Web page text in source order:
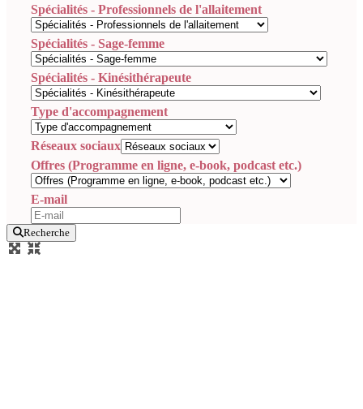
Spécialités - Professionnels de l'allaitement
Spécialités - Sage-femme
Spécialités - Kinésithérapeute
Type d'accompagnement
Réseaux sociaux
Offres (Programme en ligne, e-book, podcast etc.)
E-mail
Recherche